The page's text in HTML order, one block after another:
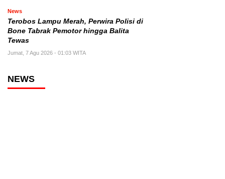
News
Terobos Lampu Merah, Perwira Polisi di
Bone Tabrak Pemotor hingga Balita
Tewas
Jumat, 7 Agu 2026 - 01:03 WITA
NEWS